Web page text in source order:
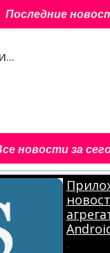
Последние
новости за
.